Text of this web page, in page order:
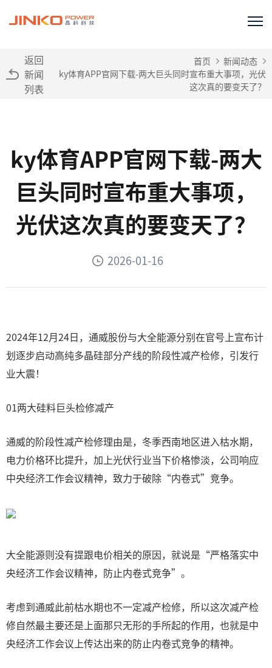
返回
新闻
列表
首页
新闻动态
ky体育APP官网下载-两大巨头同时宣布重大事项，光伏
这次真的要变天了？
ky体育APP官网下载-两大
巨头同时宣布重大事项，
光伏这次真的要变天了？
2026-01-16
2024年12月24日，通威股份与大全能源分别在官号上宣布计
划逐步启动高纯多晶硅部分产线的阶段性减产检修，引发行
业大震！
01两大硅料巨头检修减产
通威的阶段性减产检修理由是，冬季西南地区进入枯水期，
电力价格环比提升，加上光伏行业当下价格惨淡，公司响应
中央经济工作会议精神，致力于破除“内卷式”竞争。
大全能源则没有提跟电价相关的原因，就说是“严格落实中
央经济工作会议精神，防止内卷式竞争”。
考虑到通威此前枯水期也不一定减产检修，所以这次减产检
修自然最主要还是上面那只无形的手所起的作用，也就是中
央经济工作会议上传达出来的防止内卷式竞争的精神。